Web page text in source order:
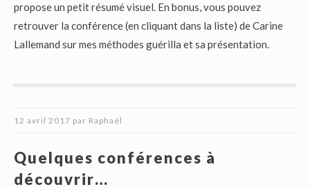
propose un petit résumé visuel. En bonus, vous pouvez
retrouver la conférence (en cliquant dans la liste) de Carine
Lallemand sur mes méthodes guérilla et sa présentation.
12 avril 2017 par Raphaël
Quelques conférences à
découvrir…